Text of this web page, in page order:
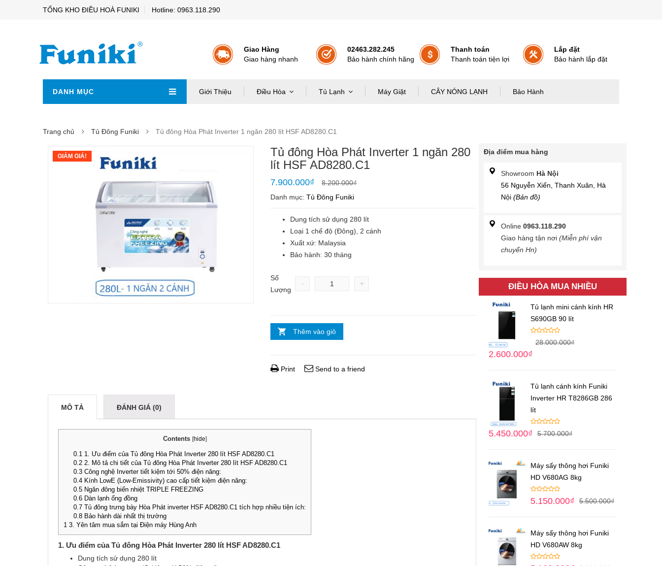
TỔNG KHO ĐIỀU HOÀ FUNIKI Hotline: 0963.118.290
Giao Hàng
Giao hàng nhanh
02463.282.245
Bảo hành chính hãng
Thanh toán
Thanh toán tiện lợi
Lắp đặt
Bảo hành lắp đặt
DANH MỤC Giới Thiệu Điều Hòa Tủ Lạnh Máy Giặt CÂY NÓNG LẠNH Bảo Hành
Trang chủ Tủ Đông Funiki Tủ đông Hòa Phát Inverter 1 ngăn 280 lít HSF AD8280.C1
GIẢM GIÁ!
Tủ đông Hòa Phát Inverter 1 ngăn 280
lít HSF AD8280.C1
8.200.000₫
7.900.000₫
Danh mục:Tủ Đông Funiki
Dung tích sử dụng 280 lít
Loại 1 chế độ (Đông), 2 cánh
Xuất xứ: Malaysia
Bảo hành: 30 tháng
Số
Lượng
- +
Thêm vào giỏ
Print Send to a friend
MÔ TẢ ĐÁNH GIÁ (0)
Contents [hide]
0.11. Ưu điểm của Tủ đông Hòa Phát Inverter 280 lít HSF AD8280.C1
0.22. Mô tả chi tiết của Tủ đông Hòa Phát Inverter 280 lít HSF AD8280.C1
0.3Công nghệ Inverter tiết kiệm tới 50% điện năng:
0.4Kính LowE (Low-Emissivity) cao cấp tiết kiệm điện năng:
0.5Ngăn đông biến nhiệt TRIPLE FREEZING
0.6Dàn lạnh ống đồng
0.7Tủ đông trưng bày Hòa Phát inverter HSF AD8280.C1 tích hợp nhiều tiện ích:
0.8Bảo hành dài nhất thị trường
1 3. Yên tâm mua sắm tại Điện máy Hùng Anh
1. Ưu điểm của Tủ đông Hòa Phát Inverter 280 lít HSF AD8280.C1
Dung tích sử dụng 280 lít
Địa điểm mua hàng
Showroom Hà Nội
56 Nguyễn Xiển, Thanh Xuân, Hà
Nội (Bản đồ)
Online 0963.118.290
Giao hàng tận nơi (Miễn phí vận
chuyển Hn)
ĐIỀU HÒA MUA NHIỀU
Tủ lạnh mini cánh kính HR
S690GB 90 lít
28.000.000₫
2.600.000₫
Tủ lạnh cánh kính Funiki
Inverter HR T8286GB 286
lít
5.700.000₫
5.450.000₫
Máy sấy thông hơi Funiki
HD V680AG 8kg
5.500.000₫
5.150.000₫
Máy sấy thông hơi Funiki
HD V680AW 8kg